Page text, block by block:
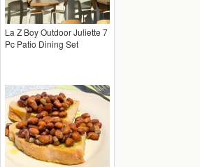
La Z Boy Outdoor Juliette 7
Pc Patio Dining Set